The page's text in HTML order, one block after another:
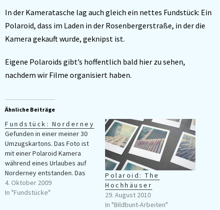
In der Kameratasche lag auch gleich ein nettes Fundstück: Ein
Polaroid, dass im Laden in der Rosenbergerstraße, in der die
Kamera gekauft wurde, geknipst ist.
Eigene Polaroids gibt’s hoffentlich bald hier zu sehen,
nachdem wir Filme organisiert haben.
Ähnliche Beiträge
Fundstück: Norderney
Gefunden in einer meiner 30
Umzugskartons. Das Foto ist
mit einer Polaroid Kamera
während eines Urlaubes auf
Norderney entstanden. Das
Motiv bin ich selber - wie man
unschwer an den geballten
4. Oktober 2009
In "Fundstücke"
Polaroid: The
Hochhäuser
29. August 2010
In "Bildbunt-Arbeiten"